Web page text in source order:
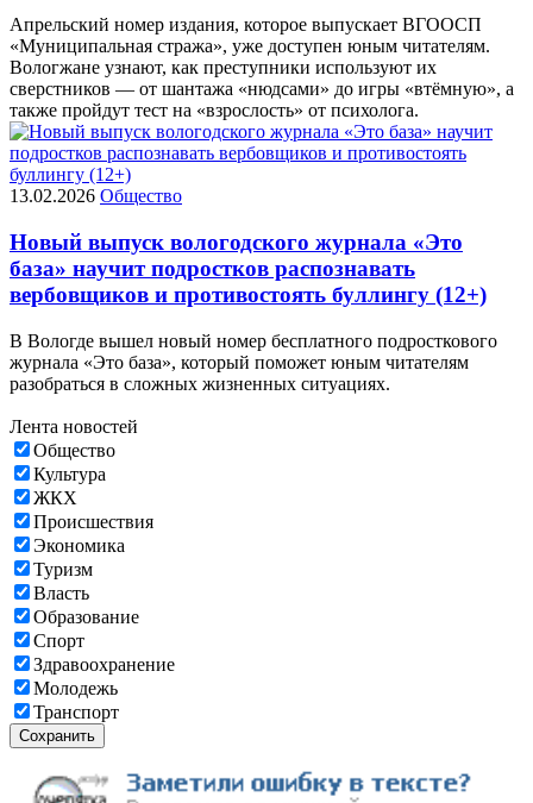
Апрельский номер издания, которое выпускает ВГООСП
«Муниципальная стража», уже доступен юным читателям.
Вологжане узнают, как преступники используют их
сверстников — от шантажа «нюдсами» до игры «втёмную», а
также пройдут тест на «взрослость» от психолога.
13.02.2026 Общество
Новый выпуск вологодского журнала «Это
база» научит подростков распознавать
вербовщиков и противостоять буллингу (12+)
В Вологде вышел новый номер бесплатного подросткового
журнала «Это база», который поможет юным читателям
разобраться в сложных жизненных ситуациях.
Лента новостей
Общество
Культура
ЖКХ
Происшествия
Экономика
Туризм
Власть
Образование
Спорт
Здравоохранение
Молодежь
Транспорт
Сохранить